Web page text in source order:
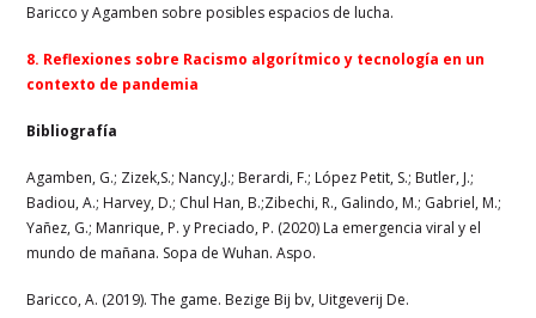
Baricco y Agamben sobre posibles espacios de lucha.
8. Reflexiones sobre Racismo algorítmico y tecnología en un
contexto de pandemia
Bibliografía
Agamben, G.; Zizek,S.; Nancy,J.; Berardi, F.; López Petit, S.; Butler, J.;
Badiou, A.; Harvey, D.; Chul Han, B.;Zibechi, R., Galindo, M.; Gabriel, M.;
Yañez, G.; Manrique, P. y Preciado, P. (2020) La emergencia viral y el
mundo de mañana. Sopa de Wuhan. Aspo.
Baricco, A. (2019). The game. Bezige Bij bv, Uitgeverij De.